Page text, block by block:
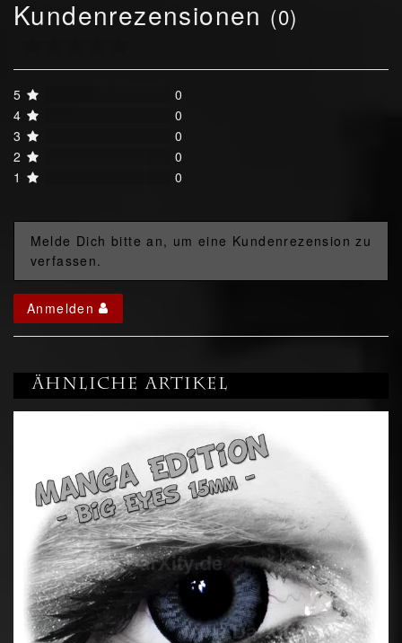
Kundenrezensionen (0)
5
0
4
0
3
0
2
0
1
0
Melde Dich bitte an, um eine Kundenrezension zu
verfassen.
Anmelden
Ähnliche Artikel